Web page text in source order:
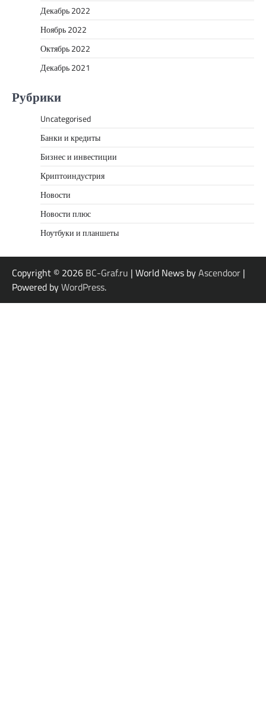
Декабрь 2022
Ноябрь 2022
Октябрь 2022
Декабрь 2021
Рубрики
Uncategorised
Банки и кредиты
Бизнес и инвестиции
Криптоиндустрия
Новости
Новости плюс
Ноутбуки и планшеты
Copyright © 2026 BC-Graf.ru | World News byAscendoor |
Powered byWordPress.